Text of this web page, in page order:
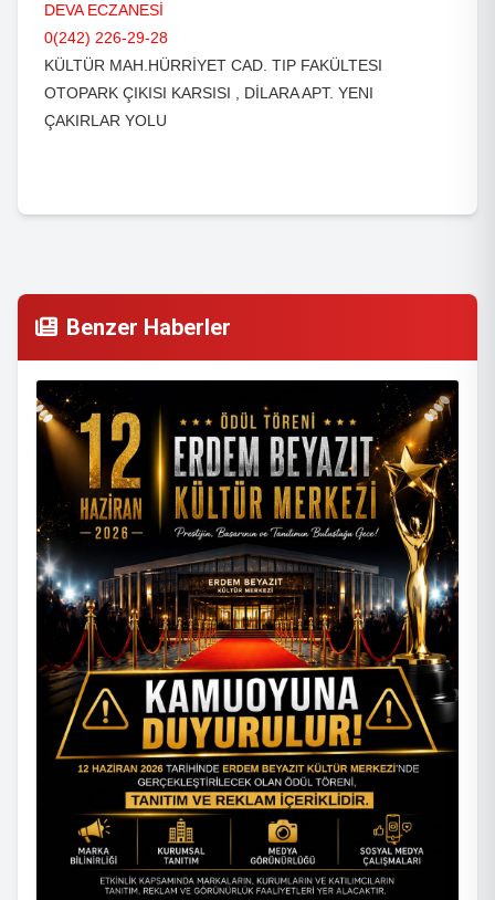
DEVA ECZANESİ
0(242) 226-29-28
KÜLTÜR MAH.HÜRRİYET CAD. TIP FAKÜLTESI
OTOPARK ÇIKISI KARSISI , DİLARA APT. YENI
ÇAKIRLAR YOLU
Benzer Haberler